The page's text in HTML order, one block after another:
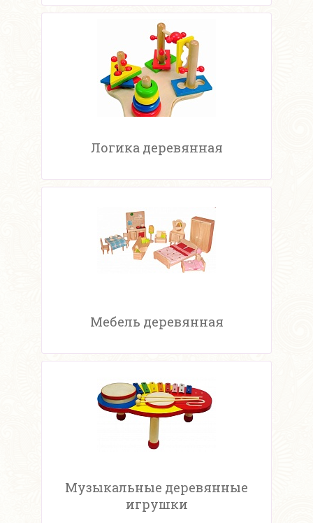
Логика деревянная
Мебель деревянная
Музыкальные деревянные
игрушки